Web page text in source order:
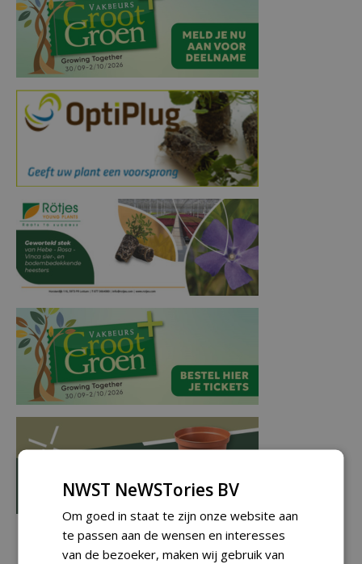
NWST NeWSTories BV
Om goed in staat te zijn onze website aan
te passen aan de wensen en interesses
van de bezoeker, maken wij gebruik van